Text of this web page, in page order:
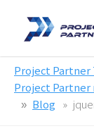
Project Partner
Project Partner
Blog